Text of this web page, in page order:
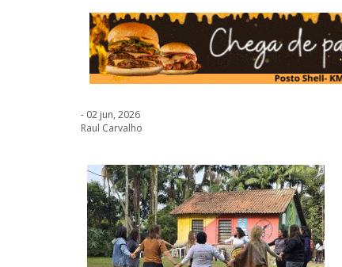
- 02 jun, 2026
Raul Carvalho